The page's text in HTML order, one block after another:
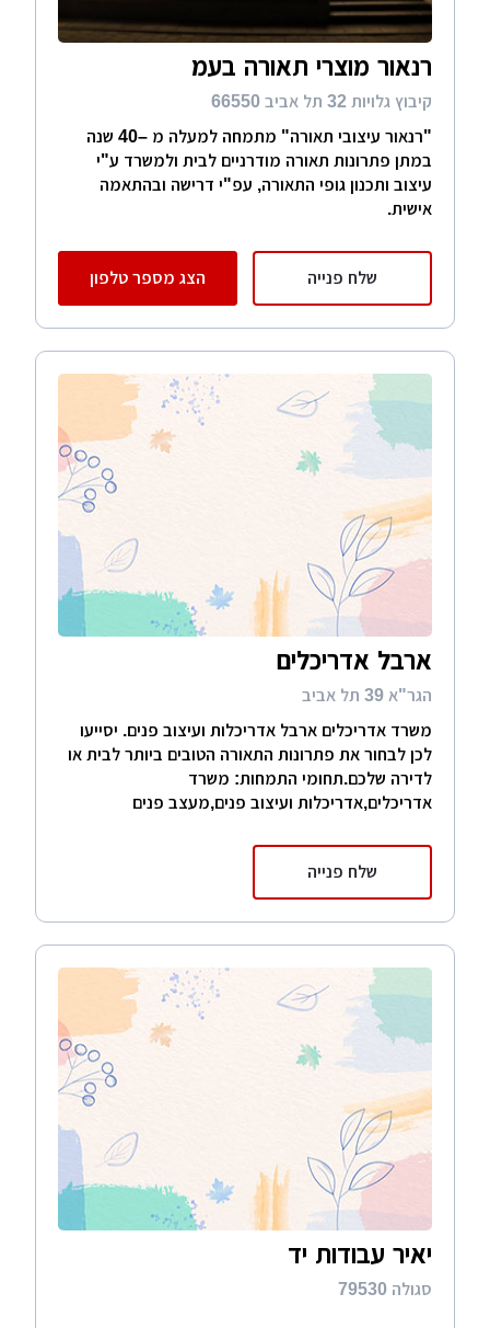
רנאור מוצרי תאורה בעמ
קיבוץ גלויות 32 תל אביב 66550
"רנאור עיצובי תאורה" מתמחה למעלה מ –40 שנה
במתן פתרונות תאורה מודרניים לבית ולמשרד ע"י
עיצוב ותכנון גופי התאורה, עפ"י דרישה ובהתאמה
אישית.
שלח פנייה הצג מספר טלפון
ארבל אדריכלים
הגר"א 39 תל אביב
משרד אדריכלים ארבל אדריכלות ועיצוב פנים. יסייעו
לכן לבחור את פתרונות התאורה הטובים ביותר לבית או
לדירה שלכם.תחומי התמחות: משרד
אדריכלים,אדריכלות ועיצוב פנים,מעצב פנים
שלח פנייה
יאיר עבודות יד
סגולה 79530